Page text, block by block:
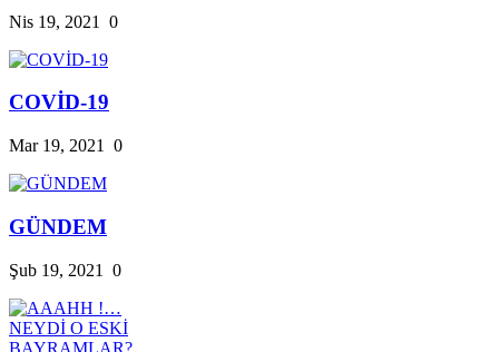
Nis 19, 2021 0
COVİD-19
Mar 19, 2021 0
GÜNDEM
Şub 19, 2021 0